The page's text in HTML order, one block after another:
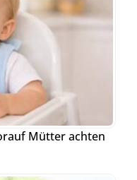
Mütter achten